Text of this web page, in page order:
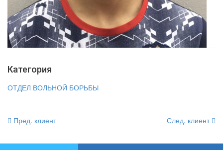
Категория
ОТДЕЛ ВОЛЬНОЙ БОРЬБЫ
След. клиент
Пред. клиент